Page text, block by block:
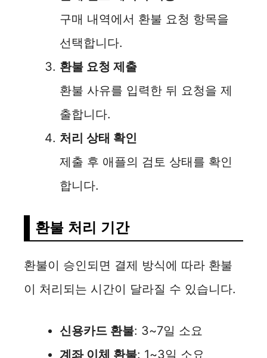
구매 내역에서 환불 요청 항목을
선택합니다.
환불 요청 제출
환불 사유를 입력한 뒤 요청을 제
출합니다.
처리 상태 확인
제출 후 애플의 검토 상태를 확인
합니다.
환불 처리 기간
환불이 승인되면 결제 방식에 따라 환불
이 처리되는 시간이 달라질 수 있습니다.
신용카드 환불: 3~7일 소요
계좌 이체 환불: 1~3일 소요